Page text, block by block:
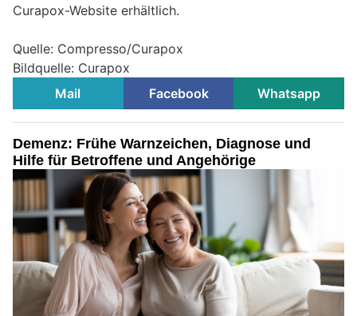
Curapox-Website erhältlich.
Quelle: Compresso/Curapox
Bildquelle: Curapox
Mail
Facebook Whatsapp
Demenz: Frühe Warnzeichen, Diagnose und
Hilfe für Betroffene und Angehörige